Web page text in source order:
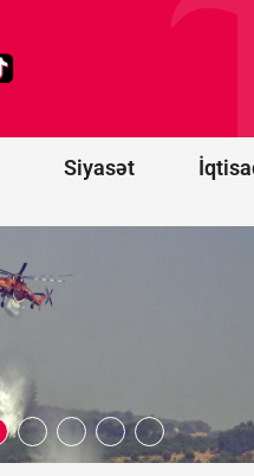
Siyasət